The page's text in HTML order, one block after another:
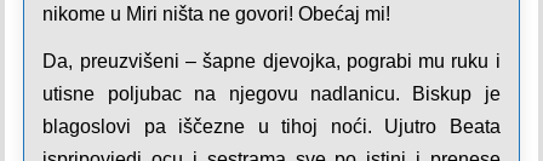
nikome u Miri ništa ne govori! Obećaj mi!
Da, preuzvišeni – šapne djevojka, pograbi mu ruku i
utisne poljubac na njegovu nadlanicu. Biskup je
blagoslovi pa iščezne u tihoj noći. Ujutro Beata